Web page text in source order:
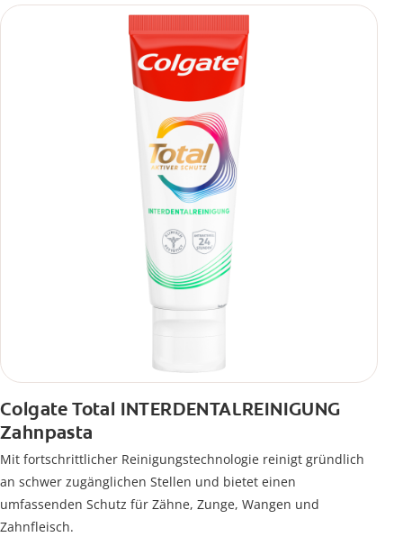
Colgate Total INTERDENTALREINIGUNG
Zahnpasta
Mit fortschrittlicher Reinigungstechnologie reinigt gründlich
an schwer zugänglichen Stellen und bietet einen
umfassenden Schutz für Zähne, Zunge, Wangen und
Zahnfleisch.